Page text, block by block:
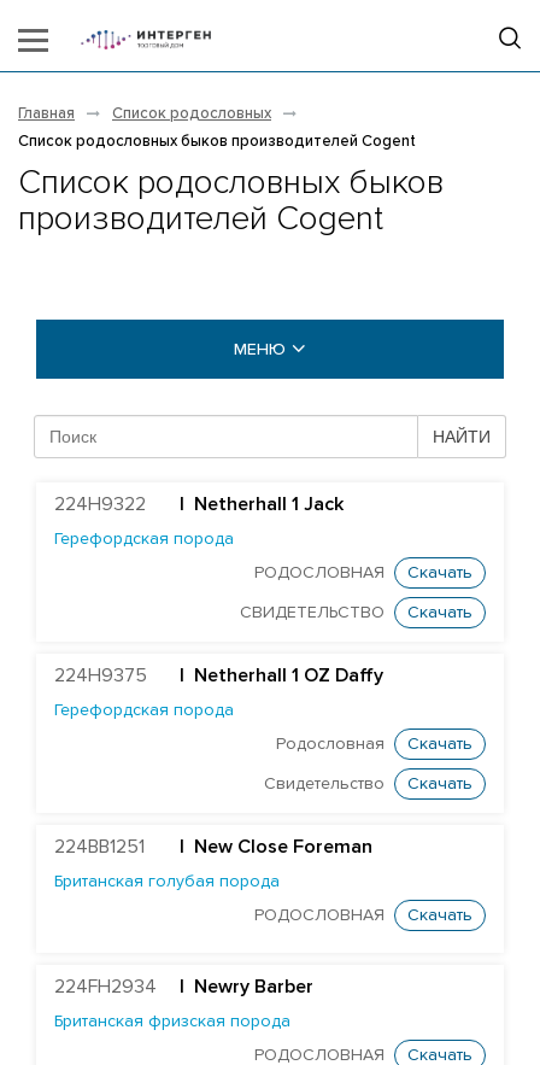
Главная
Список родословных
Список родословных быков производителей Cogent
Список родословных быков
производителей Cogent
МЕНЮ
Айрширская порода
Британская голубая порода
Голштинская красно-пестрая порода
Голштинская черно-пестрая порода
НАЙТИ
224H9322 | Netherhall 1 Jack
Герефордская порода
РОДОСЛОВНАЯ
Скачать
СВИДЕТЕЛЬСТВО Скачать
224H9375 Netherhall 1 OZ Daffy
Герефордская порода
Родословная
Скачать
Свидетельство Скачать
224BB1251 | New Close Foreman
Британская голубая порода
РОДОСЛОВНАЯ
Скачать
224FH2934 | Newry Barber
Британская фризская порода
РОДОСЛОВНАЯ
Скачать